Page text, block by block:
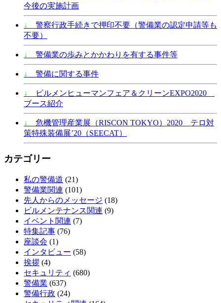
今後の実施計画
↓
警察行政手続きで押印不要（警備業の認定申請等も
不要）
↓ 警備業の歩みとかかわりを有する事件等
↓ 警備に関する事件
↓
ビルメンヒューマンフェア＆クリーンEXPO2020
ブース紹介
↓
危機管理産業展（RISCON TOKYO）2020 テロ対
策特殊装備展’20（SEECAT）
カテゴリー
私の警備道 (21)
警備業関連 (101)
先人からのメッセージ (18)
ビルメンテナンス関連 (9)
イベント関連 (7)
特集記事 (76)
座談会 (1)
インタビュー (58)
挨拶 (4)
セキュリティ (680)
警備業 (637)
警備行政 (24)